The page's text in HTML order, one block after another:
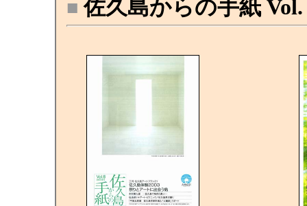
■ 佐久島からの手紙 Vol.